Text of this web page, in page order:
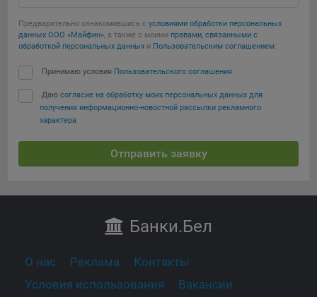
Предварительно ознакомившись с условиями обработки персональных
данных ООО «Майфин», а также с моими правами, связанными с
обработкой персональных данных и Пользовательским соглашением:
Принимаю условия Пользовательского соглашения
Даю согласие на обработку моих персональных данных для
получения информационно-новостной рассылки рекламного
характера
Отправить заявку
Банки.Бел
О нас Реклама
Контакты
Условия использования
Вакансии